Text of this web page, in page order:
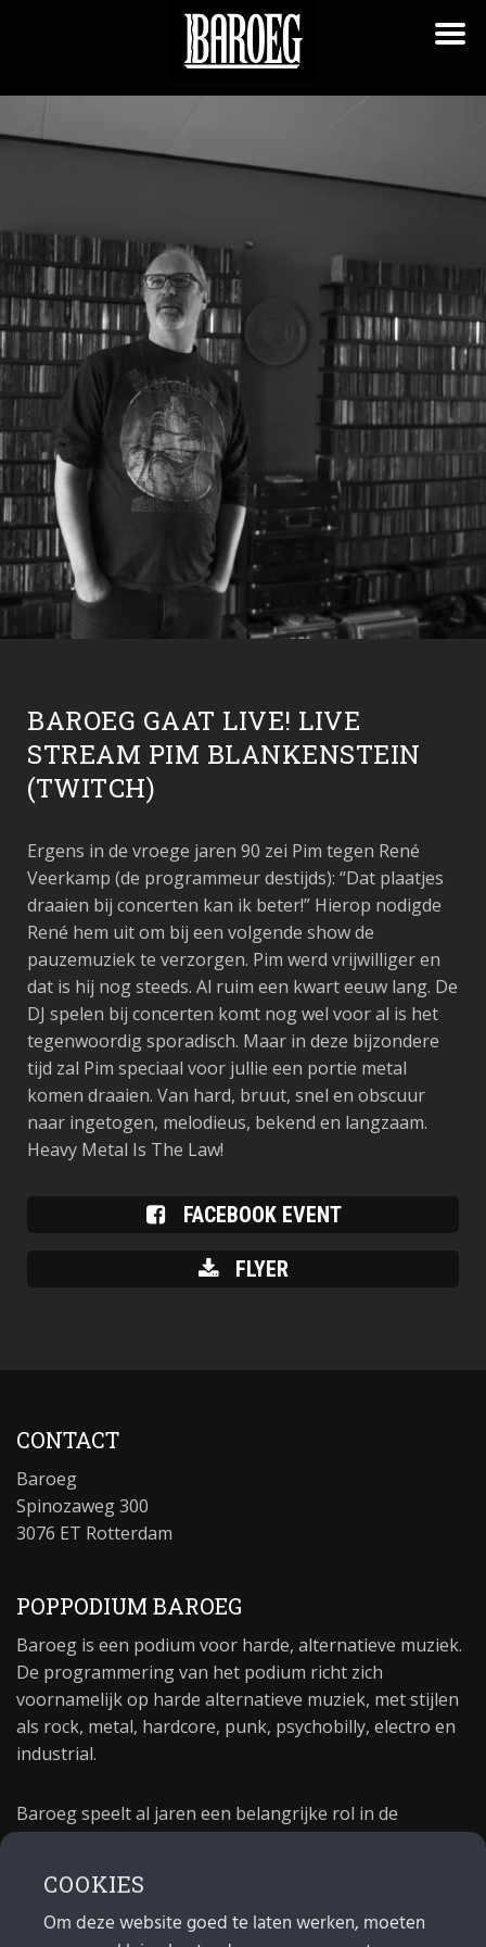
BAROEG GAAT LIVE! LIVE
STREAM PIM BLANKENSTEIN
(TWITCH)
Ergens in de vroege jaren 90 zei Pim tegen René
Veerkamp (de programmeur destijds): “Dat plaatjes
draaien bij concerten kan ik beter!” Hierop nodigde
René hem uit om bij een volgende show de
pauzemuziek te verzorgen. Pim werd vrijwilliger en
dat is hij nog steeds. Al ruim een kwart eeuw lang. De
DJ spelen bij concerten komt nog wel voor al is het
tegenwoordig sporadisch. Maar in deze bijzondere
tijd zal Pim speciaal voor jullie een portie metal
komen draaien. Van hard, bruut, snel en obscuur
naar ingetogen, melodieus, bekend en langzaam.
Heavy Metal Is The Law!
FACEBOOK EVENT
FLYER
CONTACT
Baroeg
Spinozaweg 300
3076 ET Rotterdam
POPPODIUM BAROEG
Baroeg is een podium voor harde, alternatieve muziek.
De programmering van het podium richt zich
voornamelijk op harde alternatieve muziek, met stijlen
als rock, metal, hardcore, punk, psychobilly, electro en
industrial.
Baroeg speelt al jaren een belangrijke rol in de
poppodium 40 jaar.
COOKIES
Om deze website goed te laten werken, moeten